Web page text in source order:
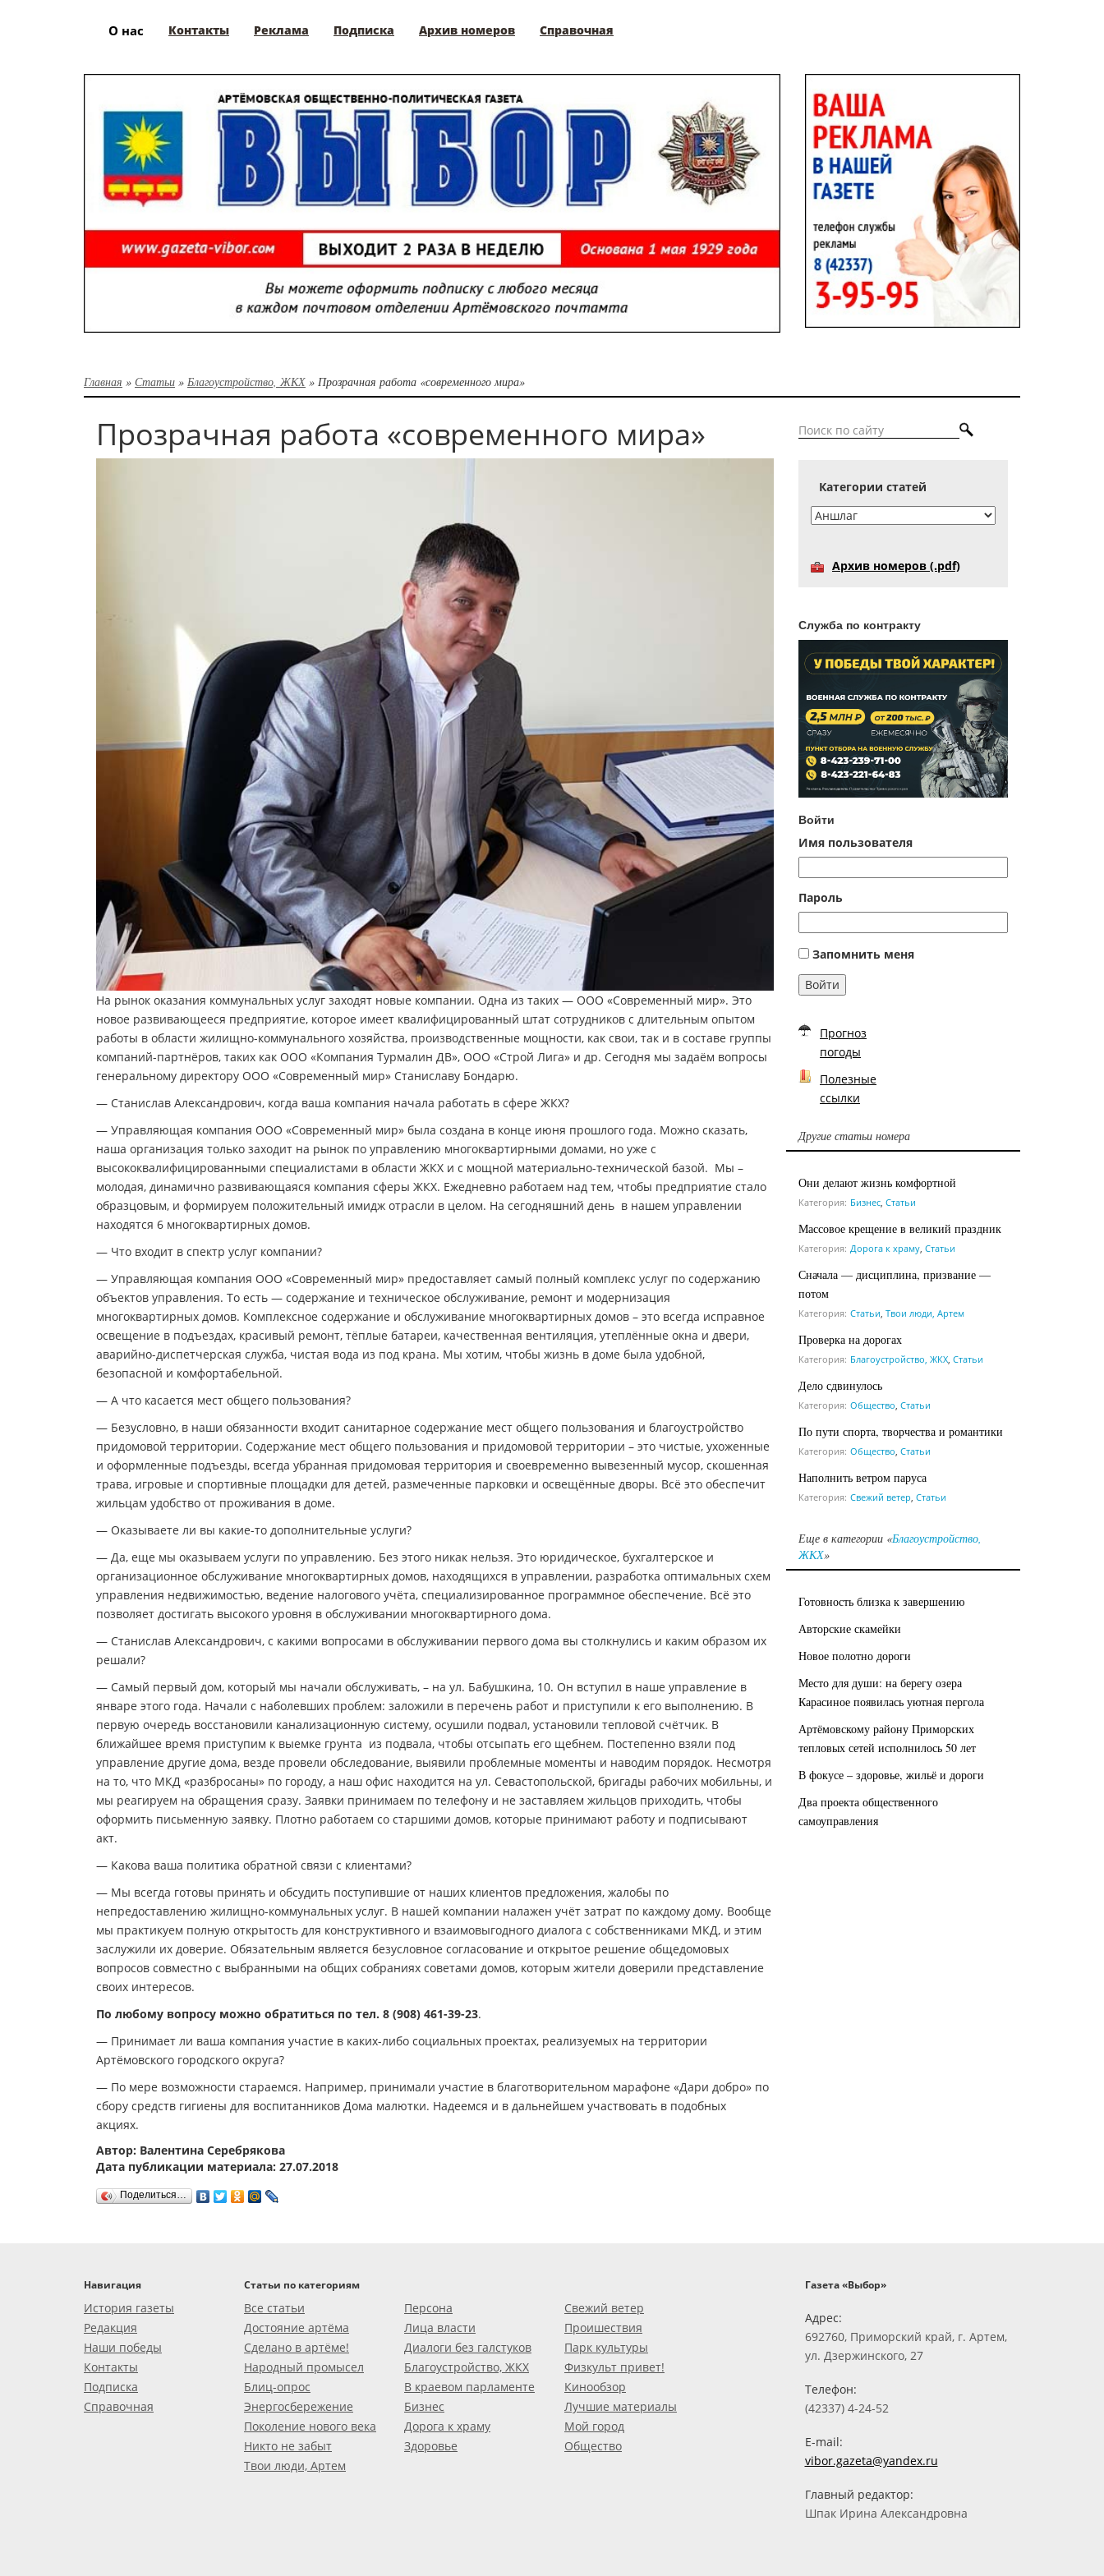
О нас Контакты Реклама Подписка Архив номеров Справочная
Главная » Статьи » Благоустройство, ЖКХ » Прозрачная работа «современного мира»
Прозрачная работа «современного мира»
На рынок оказания коммунальных услуг заходят новые компании. Одна из таких — ООО «Современный мир». Это
новое развивающееся предприятие, которое имеет квалифицированный штат сотрудников с длительным опытом
работы в области жилищно-коммунального хозяйства, производственные мощности, как свои, так и в составе группы
компаний-партнёров, таких как ООО «Компания Турмалин ДВ», ООО «Строй Лига» и др. Сегодня мы задаём вопросы
генеральному директору ООО «Современный мир» Станиславу Бондарю.
— Станислав Александрович, когда ваша компания начала работать в сфере ЖКХ?
— Управляющая компания ООО «Современный мир» была создана в конце июня прошлого года. Можно сказать,
наша организация только заходит на рынок по управлению многоквартирными домами, но уже с
высококвалифицированными специалистами в области ЖКХ и с мощной материально-технической базой. Мы –
молодая, динамично развивающаяся компания сферы ЖКХ. Ежедневно работаем над тем, чтобы предприятие стало
образцовым, и формируем положительный имидж отрасли в целом. На сегодняшний день в нашем управлении
находятся 6 многоквартирных домов.
— Что входит в спектр услуг компании?
— Управляющая компания ООО «Современный мир» предоставляет самый полный комплекс услуг по содержанию
объектов управления. То есть — содержание и техническое обслуживание, ремонт и модернизация
многоквартирных домов. Комплексное содержание и обслуживание многоквартирных домов – это всегда исправное
освещение в подъездах, красивый ремонт, тёплые батареи, качественная вентиляция, утеплённые окна и двери,
аварийно-диспетчерская служба, чистая вода из под крана. Мы хотим, чтобы жизнь в доме была удобной,
безопасной и комфортабельной.
— А что касается мест общего пользования?
— Безусловно, в наши обязанности входит санитарное содержание мест общего пользования и благоустройство
придомовой территории. Содержание мест общего пользования и придомовой территории – это чистые, ухоженные
и оформленные подъезды, всегда убранная придомовая территория и своевременно вывезенный мусор, скошенная
трава, игровые и спортивные площадки для детей, размеченные парковки и освещённые дворы. Всё это обеспечит
жильцам удобство от проживания в доме.
— Оказываете ли вы какие-то дополнительные услуги?
— Да, еще мы оказываем услуги по управлению. Без этого никак нельзя. Это юридическое, бухгалтерское и
организационное обслуживание многоквартирных домов, находящихся в управлении, разработка оптимальных схем
управления недвижимостью, ведение налогового учёта, специализированное программное обеспечение. Всё это
позволяет достигать высокого уровня в обслуживании многоквартирного дома.
— Станислав Александрович, с какими вопросами в обслуживании первого дома вы столкнулись и каким образом их
решали?
— Самый первый дом, который мы начали обслуживать, – на ул. Бабушкина, 10. Он вступил в наше управление в
январе этого года. Начали с наболевших проблем: заложили в перечень работ и приступили к его выполнению. В
первую очередь восстановили канализационную систему, осушили подвал, установили тепловой счётчик. В
ближайшее время приступим к выемке грунта из подвала, чтобы отсыпать его щебнем. Постепенно взяли под
управление другие дома, везде провели обследование, выявили проблемные моменты и наводим порядок. Несмотря
на то, что МКД «разбросаны» по городу, а наш офис находится на ул. Севастопольской, бригады рабочих мобильны, и
мы реагируем на обращения сразу. Заявки принимаем по телефону и не заставляем жильцов приходить, чтобы
оформить письменную заявку. Плотно работаем со старшими домов, которые принимают работу и подписывают
акт.
— Какова ваша политика обратной связи с клиентами?
— Мы всегда готовы принять и обсудить поступившие от наших клиентов предложения, жалобы по
непредоставлению жилищно-коммунальных услуг. В нашей компании налажен учёт затрат по каждому дому. Вообще
мы практикуем полную открытость для конструктивного и взаимовыгодного диалога с собственниками МКД, и этим
заслужили их доверие. Обязательным является безусловное согласование и открытое решение общедомовых
вопросов совместно с выбранными на общих собраниях советами домов, которым жители доверили представление
своих интересов.
По любому вопросу можно обратиться по тел. 8 (908) 461-39-23.
— Принимает ли ваша компания участие в каких-либо социальных проектах, реализуемых на территории
Артёмовского городского округа?
— По мере возможности стараемся. Например, принимали участие в благотворительном марафоне «Дари добро» по
сбору средств гигиены для воспитанников Дома малютки. Надеемся и в дальнейшем участвовать в подобных
акциях.
Автор: Валентина Серебрякова
Дата публикации материала: 27.07.2018
Поделиться…
Категории статей
Архив номеров (.pdf)
Служба по контракту
Войти
Имя пользователя
Пароль
Запомнить меня
Войти
Прогноз
погоды
Полезные
ссылки
Другие статьи номера
Они делают жизнь комфортной
Категория: Бизнес Статьи
Массовое крещение в великий праздник
Категория: Дорога к храму Статьи
Сначала — дисциплина, призвание —
потом
Категория: Статьи Твои люди, Артем
Проверка на дорогах
Категория: Благоустройство, ЖКХ Статьи
Дело сдвинулось
Категория: Общество Статьи
По пути спорта, творчества и романтики
Категория: Общество Статьи
Наполнить ветром паруса
Категория: Свежий ветер Статьи
Еще в категории «Благоустройство,
ЖКХ»
Готовность близка к завершению
Авторские скамейки
Новое полотно дороги
Место для души: на берегу озера
Карасиное появилась уютная пергола
Артёмовскому району Приморских
тепловых сетей исполнилось 50 лет
В фокусе – здоровье, жильё и дороги
Два проекта общественного
самоуправления
Навигация
История газеты
Редакция
Наши победы
Контакты
Подписка
Справочная
Статьи по категориям
Все статьи
Достояние артёма
Сделано в артёме!
Народный промысел
Блиц-опрос
Энергосбережение
Поколение нового века
Никто не забыт
Твои люди, Артем
Персона
Лица власти
Диалоги без галстуков
Благоустройство, ЖКХ
В краевом парламенте
Бизнес
Дорога к храму
Здоровье
Свежий ветер
Проишествия
Парк культуры
Физкульт привет!
Кинообзор
Лучшие материалы
Мой город
Общество
Газета «Выбор»
Адрес:
692760, Приморский край, г. Артем,
ул. Дзержинского, 27
Телефон:
(42337) 4-24-52
E-mail:
vibor.gazeta@yandex.ru
Главный редактор:
Шпак Ирина Александровна